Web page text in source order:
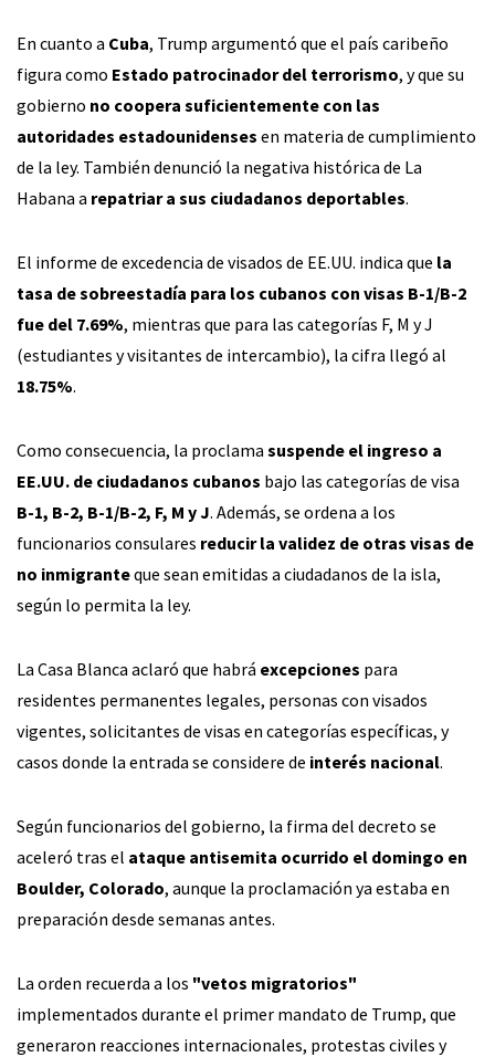
En cuanto a Cuba, Trump argumentó que el país caribeño
figura como Estado patrocinador del terrorismo, y que su
gobierno no coopera suficientemente con las
autoridades estadounidenses en materia de cumplimiento
de la ley. También denunció la negativa histórica de La
Habana a repatriar a sus ciudadanos deportables.
El informe de excedencia de visados de EE.UU. indica que la
tasa de sobreestadía para los cubanos con visas B-1/B-2
fue del 7.69%, mientras que para las categorías F, M y J
(estudiantes y visitantes de intercambio), la cifra llegó al
18.75%.
Como consecuencia, la proclama suspende el ingreso a
EE.UU. de ciudadanos cubanos bajo las categorías de visa
B-1, B-2, B-1/B-2, F, M y J. Además, se ordena a los
funcionarios consulares reducir la validez de otras visas de
no inmigranteque sean emitidas a ciudadanos de la isla,
según lo permita la ley.
La Casa Blanca aclaró que habrá excepciones para
residentes permanentes legales, personas con visados
vigentes, solicitantes de visas en categorías específicas, y
casos donde la entrada se considere de interés nacional.
Según funcionarios del gobierno, la firma del decreto se
aceleró tras el ataque antisemita ocurrido el domingo en
Boulder, Colorado, aunque la proclamación ya estaba en
preparación desde semanas antes.
La orden recuerda a los "vetos migratorios"
implementados durante el primer mandato de Trump, que
generaron reacciones internacionales, protestas civiles y